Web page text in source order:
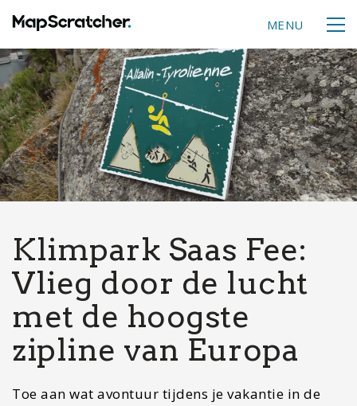
MENU
Klimpark Saas Fee:
Vlieg door de lucht
met de hoogste
zipline van Europa
Toe aan wat avontuur tijdens je vakantie in de